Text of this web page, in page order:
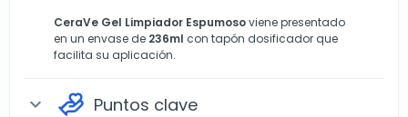
CeraVe Gel Limpiador Espumosoviene presentado
en un envase de 236ml con tapón dosificador que
facilita su aplicación.
expand_more Puntos clave